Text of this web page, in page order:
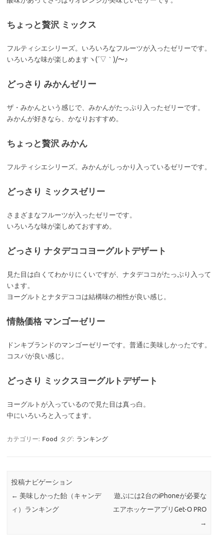
ちょっと贅沢 ミックス
フルティシエシリーズ。いろいろなフルーツが入ったゼリーです。
いろいろな味が楽しめますヽ(´▽｀)/〜♪
どっさり みかんゼリー
ザ・みかんという感じで、みかんがたっぷり入ったゼリーです。
みかんが好きなら、かなりおすすめ。
ちょっと贅沢 みかん
フルティシエシリーズ。みかんがしっかり入っているゼリーです。
どっさり ミックスゼリー
さまざまなフルーツが入ったゼリーです。
いろいろな味が楽しめておすすめ。
どっさり ナタデココヨーグルトデザート
見た目は白くてわかりにくいですが、ナタデココがたっぷり入って
います。
ヨーグルトとナタデココは結構味の相性が良い感じ。
情熱価格 マンゴーゼリー
ドンキブランドのマンゴーゼリーです。普通に美味しかったです。
コスパが良い感じ。
どっさり ミックスヨーグルトデザート
ヨーグルトが入っているので見た目は真っ白。
中にいろいろと入ってます。
カテゴリー: Food タグ: ランキング
投稿ナビゲーション
← 美味しかった飴（キャンデ
ィ）ランキング
遊ぶには2台のiPhoneが必要な
エアホッケーアプリGet-O PRO
→